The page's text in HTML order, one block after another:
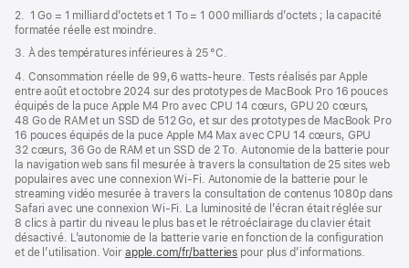
2. 1 Go = 1 milliard d’octets et 1 To = 1 000 milliards d’octets ; la capacité
formatée réelle est moindre.
3. À des températures inférieures à 25 °C.
4. Consommation réelle de 99,6 watts‑heure. Tests réalisés par Apple
entre août et octobre 2024 sur des prototypes de MacBook Pro 16 pouces
équipés de la puce Apple M4 Pro avec CPU 14 cœurs, GPU 20 cœurs,
48 Go de RAM et un SSD de 512 Go, et sur des prototypes de MacBook Pro
16 pouces équipés de la puce Apple M4 Max avec CPU 14 cœurs, GPU
32 cœurs, 36 Go de RAM et un SSD de 2 To. Autonomie de la batterie pour
la navigation web sans fil mesurée à travers la consultation de 25 sites web
populaires avec une connexion Wi-Fi. Autonomie de la batterie pour le
streaming vidéo mesurée à travers la consultation de contenus 1080p dans
Safari avec une connexion Wi-Fi. La luminosité de l’écran était réglée sur
8 clics à partir du niveau le plus bas et le rétroéclairage du clavier était
désactivé. L’autonomie de la batterie varie en fonction de la configuration
et de l’utilisation. Voir apple.com/fr/batteries pour plus d’informations.